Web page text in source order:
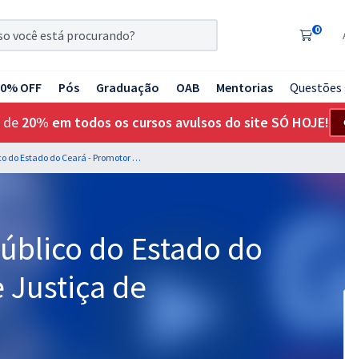
0
OFF Pós Graduação OAB Mentorias
de 20% em todos os cursos avulsos do site SÓ HOJE!
MP CE - Ministério Público do Estado do Ceará - Promotor de Justiça de Entrância Inicial
do Estado do
Justiça de